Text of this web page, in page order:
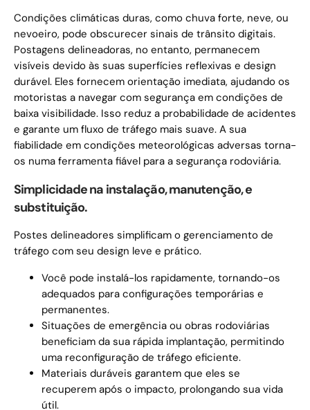
Condições climáticas duras, como chuva forte, neve, ou
nevoeiro, pode obscurecer sinais de trânsito digitais.
Postagens delineadoras, no entanto, permanecem
visíveis devido às suas superfícies reflexivas e design
durável. Eles fornecem orientação imediata, ajudando os
motoristas a navegar com segurança em condições de
baixa visibilidade. Isso reduz a probabilidade de acidentes
e garante um fluxo de tráfego mais suave. A sua
fiabilidade em condições meteorológicas adversas torna-
os numa ferramenta fiável para a segurança rodoviária.
Simplicidade na instalação, manutenção, e
substituição.
Postes delineadores simplificam o gerenciamento de
tráfego com seu design leve e prático.
Você pode instalá-los rapidamente, tornando-os
adequados para configurações temporárias e
permanentes.
Situações de emergência ou obras rodoviárias
beneficiam da sua rápida implantação, permitindo
uma reconfiguração de tráfego eficiente.
Materiais duráveis ​​garantem que eles se
recuperem após o impacto, prolongando sua vida
útil.